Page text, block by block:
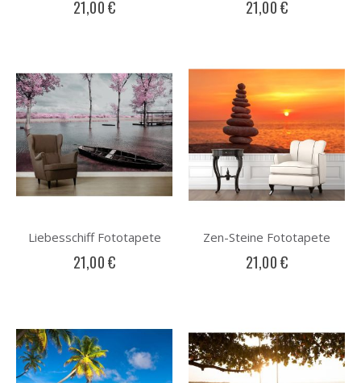
21,00 € 21,00 €
Liebesschiff Fototapete
21,00 €
Zen-Steine Fototapete
21,00 €